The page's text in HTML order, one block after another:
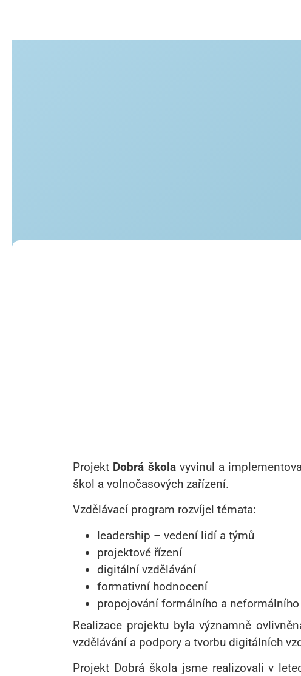
Projekt Dobrá školavyvinul a
škol a volnočasových zařízení.
Vzdělávací program rozvíjel témata:
leadership – vedení lidí a týmů
projektové řízení
digitální vzdělávání
formativní hodnocení
propojování formálního a
Realizace projektu byla významně
vzdělávání a podpory a tvorbu digitálních
Projekt Dobrá škola jsme realizovali v